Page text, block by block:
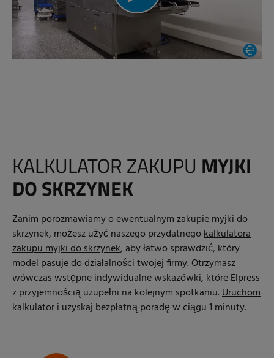
KALKULATOR ZAKUPU MYJKI
DO SKRZYNEK
Zanim porozmawiamy o ewentualnym zakupie myjki do
skrzynek, możesz użyć naszego przydatnegokalkulatora
zakupu myjki do skrzynek, aby łatwo sprawdzić, który
model pasuje do działalności twojej firmy. Otrzymasz
wówczas wstępne indywidualne wskazówki, które Elpress
z przyjemnością uzupełni na kolejnym spotkaniu.Uruchom
kalkulatori uzyskaj bezpłatną poradę w ciągu 1 minuty.